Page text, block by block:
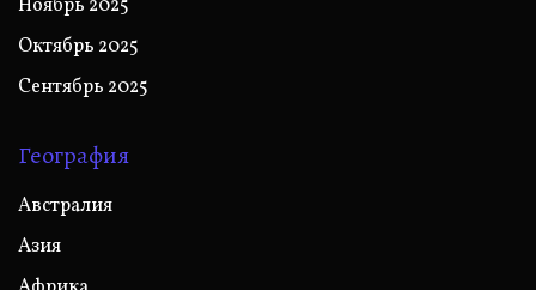
Ноябрь 2025
Октябрь 2025
Сентябрь 2025
География
Австралия
Азия